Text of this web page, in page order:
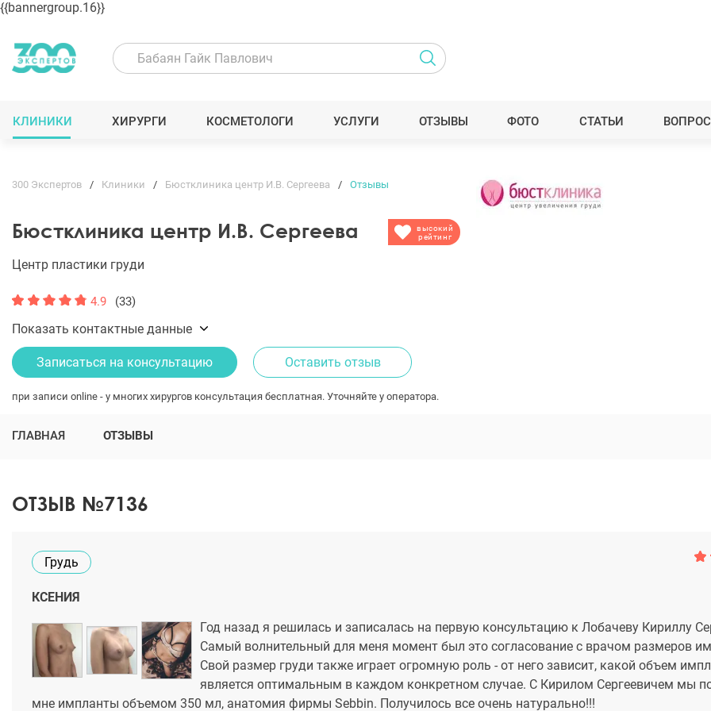
{{bannergroup.16}}
КЛИНИКИ ХИРУРГИ КОСМЕТОЛОГИ УСЛУГИ ОТЗЫВЫ ФОТО СТАТЬИ
300 Экспертов Клиники Бюстклиника центр И.В. Сергеева Отзывы
Бюстклиника центр И.В. Сергеева
высокий
рейтинг
Центр пластики груди
4.9 (33)
Показать контактные данные
Записаться на консультацию Оставить отзыв
при записи online - у многих хирургов консультация бесплатная. Уточняйте у оператора.
ГЛАВНАЯ ОТЗЫВЫ
ОТЗЫВ №7136
Грудь
КСЕНИЯ
Год назад я решилась и записалась на первую консультацию к Лобачеву Кириллу
Самый волнительный для меня момент был это согласование с врачом размеров
Свой размер груди также играет огромную роль - от него зависит, какой объем
является оптимальным в каждом конкретном случае. С Кирилом Сергеевичем мы
мне импланты объемом 350 мл, анатомия фирмы Sebbin. Получилось все очень натурально!!!